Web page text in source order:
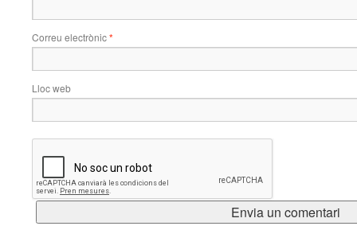
Correu electrònic*
Lloc web